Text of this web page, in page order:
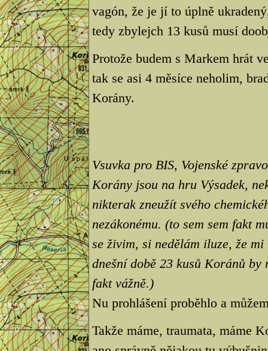
vagón, že je jí to úplně
tedy zbylejch 13 kusů musí
Protože budem s Markem hrát
tak se asi 4 měsíce neholim,
Korány.
Vsuvka pro BIS, Vojenské
Korány jsou na hru Výsadek,
nikterak zneužít svého
nezákonému. (to sem sem fakt
se živim, si nedělám iluze, že
dnešní době 23 kusů Koránů
fakt vážně.)
Nu prohlášení proběhlo a
Takže máme, traumata, máme